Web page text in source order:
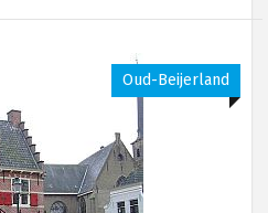
Oud-Beijerland